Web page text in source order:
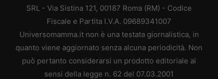
SRL - Via Sistina 121, 00187 Roma (RM) - Codice
Fiscale e Partita I.V.A. 09689341007
Universomamma.it non è una testata giornalistica, in
quanto viene aggiornato senza alcuna periodicità. Non
può pertanto considerarsi un prodotto editoriale ai
sensi della legge n. 62 del 07.03.2001